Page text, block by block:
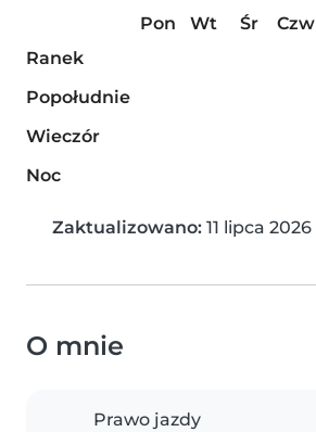
Pon Wt Śr Czw
Ranek
Popołudnie
Wieczór
Noc
Zaktualizowano: 11 lipca 2026
O mnie
Prawo jazdy